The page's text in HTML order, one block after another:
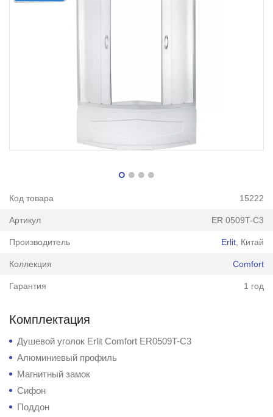
Код товара 15222
Артикул ER 0509T-C3
Производитель Erlit , Китай
Коллекция Comfort
Гарантия 1 год
Комплектация
Душевой уголок Erlit Comfort ER0509T-C3
Алюминиевый профиль
Магнитный замок
Сифон
Поддон